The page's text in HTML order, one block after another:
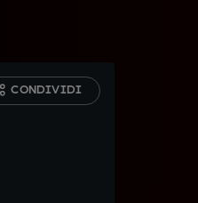
CONDIVIDI